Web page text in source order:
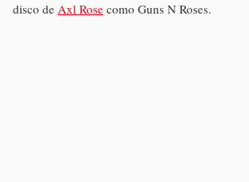
disco de Axl Rose como Guns N Roses.